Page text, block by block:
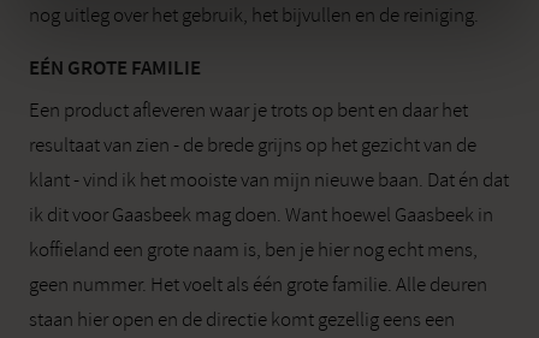
nog uitleg over het gebruik, het bijvullen en de reiniging.
EÉN GROTE FAMILIE
Een product afleveren waar je trots op bent en daar het
resultaat van zien - de brede grijns op het gezicht van de
klant - vind ik het mooiste van mijn nieuwe baan. Dat én dat
ik dit voor Gaasbeek mag doen. Want hoewel Gaasbeek in
koffieland een grote naam is, ben je hier nog echt mens,
geen nummer. Het voelt als één grote familie. Alle deuren
staan hier open en de directie komt gezellig eens een